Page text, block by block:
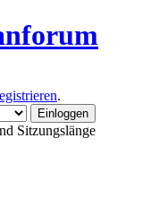
.
Sitzungslänge